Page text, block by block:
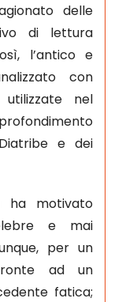
delle
di lettura
l’an­tico e
con
nel
e dei
ha motivato
e mai
per un
ad un
fatica;